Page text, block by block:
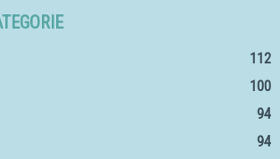
112
100
94
94